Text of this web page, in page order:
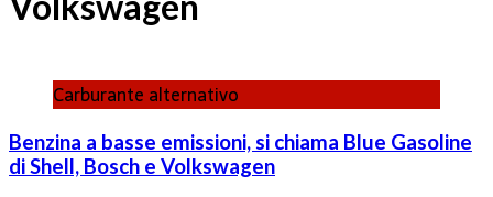
Carburante alternativo
Benzina a basse emissioni, si chiama Blue Gasoline
di Shell, Bosch e Volkswagen